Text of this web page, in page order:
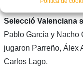
Ángel, Piqueras,
Selecció Valenciana
Pablo García y Nacho
jugaron Parreño, Álex
Carlos Lago.